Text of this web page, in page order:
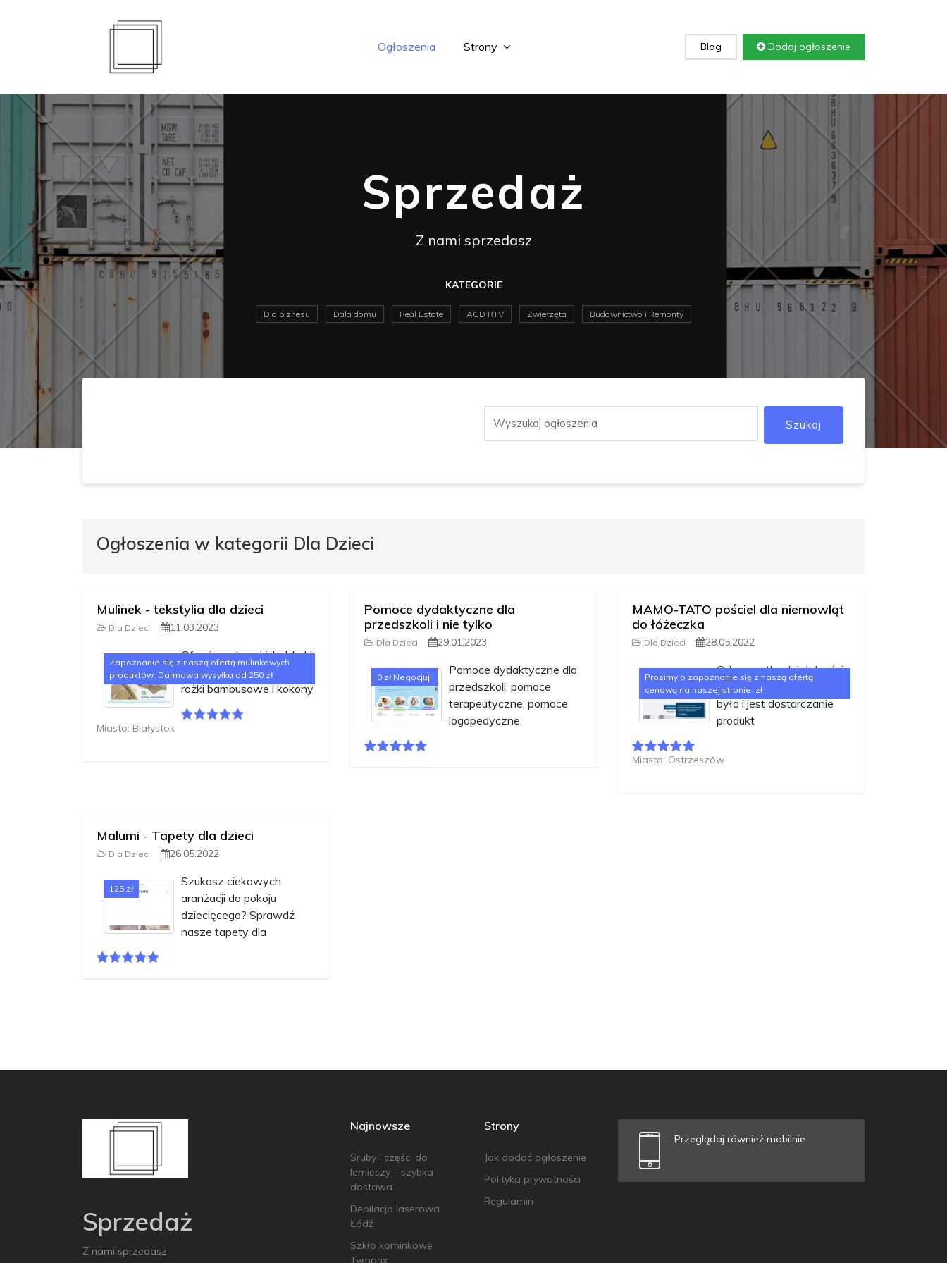
Ogłoszenia Strony Blog Dodaj ogłoszenie
Sprzedaż
Z nami sprzedasz
KATEGORIE
Dla biznesu Dala domu Real Estate AGD RTV Zwierzęta Budownictwo i Remonty
Szukaj
Ogłoszenia w kategorii Dla Dzieci
Mulinek - tekstylia dla dzieci
Dla Dzieci 11.03.2023
Zapoznanie się z naszą ofertą mulinkowych
produktów. Darmowa wysyłka od 250 zł
Oferujemy kocyki, kołderki,
poduszki bawełniane,
rożki bambusowe i kokony
Miasto: Białystok
Pomoce dydaktyczne dla
przedszkoli i nie tylko
Dla Dzieci 29.01.2023
0 zł Negocjuj!
Pomoce dydaktyczne dla
przedszkoli, pomoce
terapeutyczne, pomoce
logopedyczne,
MAMO-TATO pościel dla niemowląt
do łóżeczka
Dla Dzieci 28.05.2022
Prosimy o zapoznanie się z naszą ofertą
cenową na naszej stronie. zł
Od początku działalności
celem byMAMO-TATO
było i jest dostarczanie
produkt
Miasto: Ostrzeszów
Malumi - Tapety dla dzieci
Dla Dzieci 26.05.2022
125 zł
Szukasz ciekawych
aranżacji do pokoju
dziecięcego? Sprawdź
nasze tapety dla
Sprzedaż
Z nami sprzedasz
Najnowsze
Śruby i części do
lemieszy – szybka
dostawa
Depilacja laserowa
Łódź
Szkło kominkowe
Temprix
Strony
Jak dodać ogłoszenie
Polityka prywatności
Regulamin
Przeglądaj również mobilnie